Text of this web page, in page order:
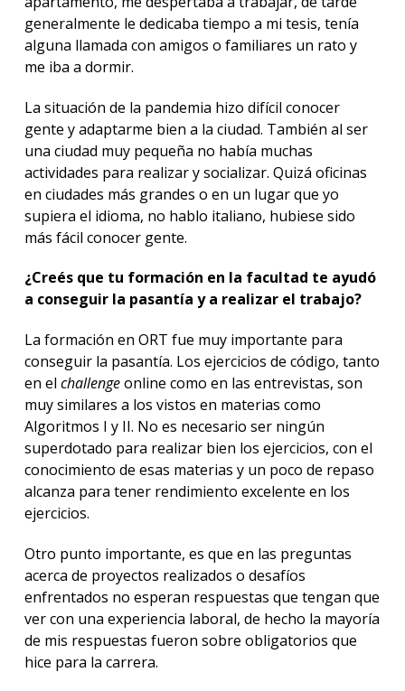
generalmente le dedicaba tiempo a mi tesis, tenía
alguna llamada con amigos o familiares un rato y
me iba a dormir.
La situación de la pandemia hizo difícil conocer
gente y adaptarme bien a la ciudad. También al ser
una ciudad muy pequeña no había muchas
actividades para realizar y socializar. Quizá oficinas
en ciudades más grandes o en un lugar que yo
supiera el idioma, no hablo italiano, hubiese sido
más fácil conocer gente.
¿Creés que tu formación en la facultad te ayudó
a conseguir la pasantía y a realizar el trabajo?
La formación en ORT fue muy importante para
conseguir la pasantía. Los ejercicios de código, tanto
en el challengeonline como en las entrevistas, son
muy similares a los vistos en materias como
Algoritmos I y II. No es necesario ser ningún
superdotado para realizar bien los ejercicios, con el
conocimiento de esas materias y un poco de repaso
alcanza para tener rendimiento excelente en los
ejercicios.
Otro punto importante, es que en las preguntas
acerca de proyectos realizados o desafíos
enfrentados no esperan respuestas que tengan que
ver con una experiencia laboral, de hecho la mayoría
de mis respuestas fueron sobre obligatorios que
hice para la carrera.